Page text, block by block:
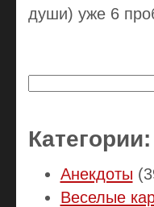
души) уже 6
Категории:
Анекдоты
Веселые